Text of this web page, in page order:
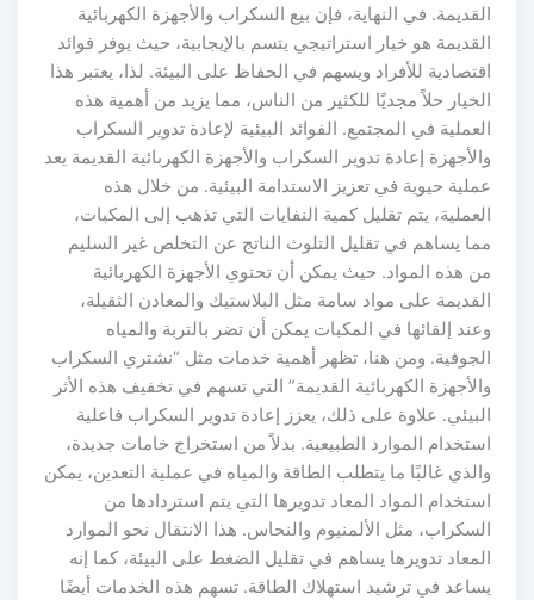
القديمة. في النهاية، فإن بيع السكراب والأجهزة الكهربائية
القديمة هو خيار استراتيجي يتسم بالإيجابية، حيث يوفر فوائد
اقتصادية للأفراد ويسهم في الحفاظ على البيئة. لذا، يعتبر هذا
الخيار حلاً مجديًا للكثير من الناس، مما يزيد من أهمية هذه
العملية في المجتمع. الفوائد البيئية لإعادة تدوير السكراب
والأجهزة إعادة تدوير السكراب والأجهزة الكهربائية القديمة يعد
عملية حيوية في تعزيز الاستدامة البيئية. من خلال هذه
العملية، يتم تقليل كمية النفايات التي تذهب إلى المكبات،
مما يساهم في تقليل التلوث الناتج عن التخلص غير السليم
من هذه المواد. حيث يمكن أن تحتوي الأجهزة الكهربائية
القديمة على مواد سامة مثل البلاستيك والمعادن الثقيلة،
وعند إلقائها في المكبات يمكن أن تضر بالتربة والمياه
الجوفية. ومن هنا، تظهر أهمية خدمات مثل “نشتري السكراب
والأجهزة الكهربائية القديمة” التي تسهم في تخفيف هذه الأثر
البيئي. علاوة على ذلك، يعزز إعادة تدوير السكراب فاعلية
استخدام الموارد الطبيعية. بدلاً من استخراج خامات جديدة،
والذي غالبًا ما يتطلب الطاقة والمياه في عملية التعدين، يمكن
استخدام المواد المعاد تدويرها التي يتم استردادها من
السكراب، مثل الألمنيوم والنحاس. هذا الانتقال نحو الموارد
المعاد تدويرها يساهم في تقليل الضغط على البيئة، كما إنه
يساعد في ترشيد استهلاك الطاقة. تسهم هذه الخدمات أيضًا